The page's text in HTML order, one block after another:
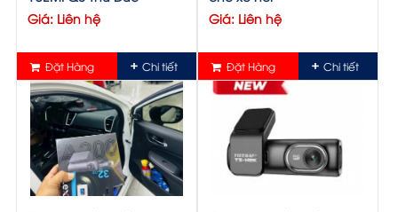
Giá: Liên hệ
Đặt Hàng Chi tiết
Giá: Liên hệ
Đặt Hàng Chi tiết